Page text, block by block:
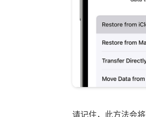
请记住，此方法会